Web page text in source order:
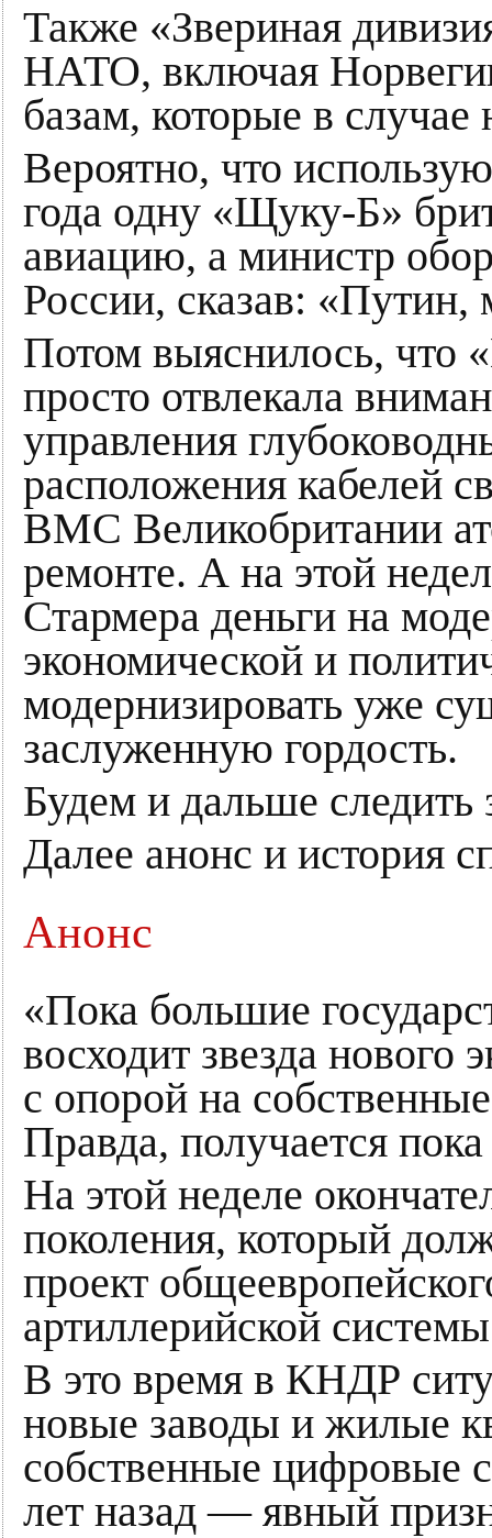
Также «Звериная
НАТО, включая
базам, которые в
Вероятно, что
года одну «Щуку-Б»
авиацию, а министр
России, сказав:
Потом выяснилось, что
просто отвлекала
управления
расположения кабелей
ВМС Великобритании
ремонте. А на этой
Стармера деньги на
экономической и
модернизировать уже
заслуженную гордость.
Будем и дальше следить
Далее анонс и история
Анонс
«Пока большие
восходит звезда
с опорой на
Правда, получается
На этой неделе
поколения, который
проект
артиллерийской
В это время в КНДР
новые заводы и жилые
собственные цифровые
лет назад — явный